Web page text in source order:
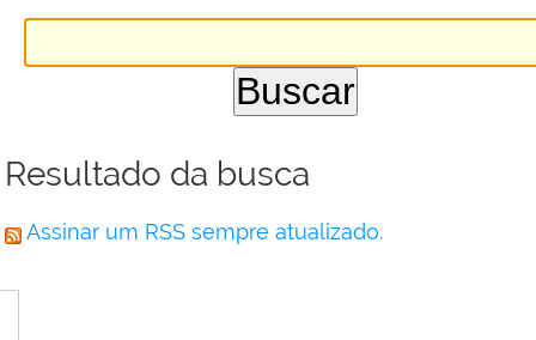
Resultado da busca
Assinar um RSS sempre atualizado.